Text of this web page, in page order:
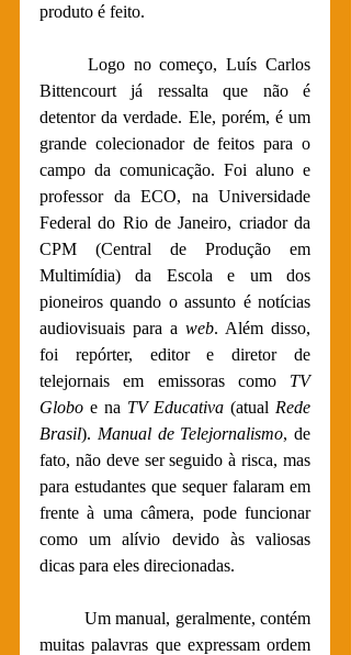
produto é feito.
Logo no começo, Luís Carlos
Bittencourt já ressalta que não é
detentor da verdade. Ele, porém, é um
grande colecionador de feitos para o
campo da comunicação. Foi aluno e
professor da ECO, na Universidade
Federal do Rio de Janeiro, criador da
CPM (Central de Produção em
Multimídia) da Escola e um dos
pioneiros quando o assunto é notícias
audiovisuais para a web. Além disso,
foi repórter, editor e diretor de
telejornais em emissoras como TV
Globo e na TV Educativa (atual Rede
Brasil). Manual de Telejornalismo, de
fato, não deve ser seguido à risca, mas
para estudantes que sequer falaram em
frente à uma câmera, pode funcionar
como um alívio devido às valiosas
dicas para eles direcionadas.
Um manual, geralmente, contém
muitas palavras que expressam ordem